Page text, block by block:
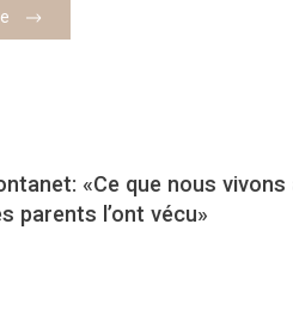
«Ce que nous vivons
parents l’ont vécu»